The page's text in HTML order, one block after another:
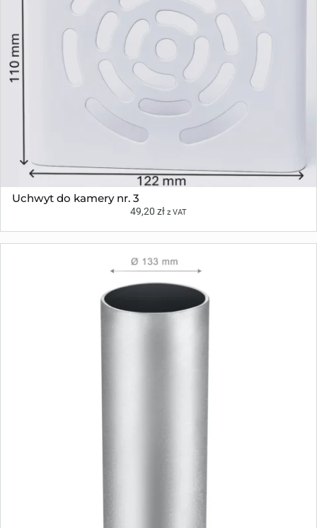
Uchwyt do kamery nr. 3
49,20 zł z VAT